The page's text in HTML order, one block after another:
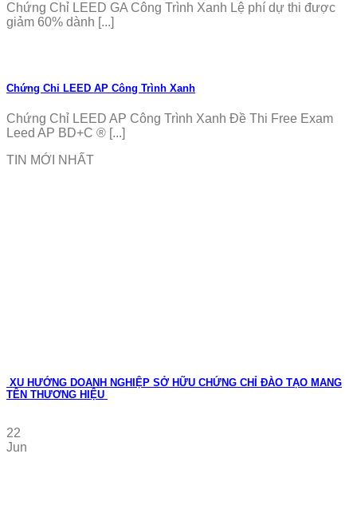
Chứng Chỉ LEED GA Công Trình Xanh Lệ phí dự thi được
giảm 60% dành [...]
Chứng Chỉ LEED AP Công Trình Xanh
Chứng Chỉ LEED AP Công Trình Xanh Đề Thi Free Exam
Leed AP BD+C ® [...]
TIN MỚI NHẤT
XU HƯỚNG DOANH NGHIỆP SỞ HỮU CHỨNG CHỈ ĐÀO TẠO MANG
TÊN THƯƠNG HIỆU
22
Jun